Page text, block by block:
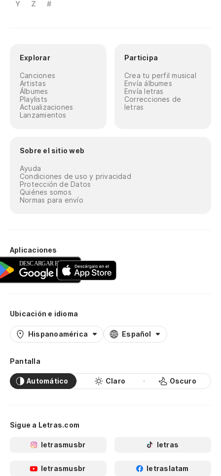
Y
Z #
Explorar
Canciones
Artistas
Álbumes
Playlists
Actualizaciones
Lanzamientos
Participa
Crea tu perfil musical
Envía álbumes
Envía letras
Correcciones de
letras
Sobre el sitio web
Ayuda
Condiciones de uso y privacidad
Protección de Datos
Quiénes somos
Normas para envío
Aplicaciones
Ubicación e idioma
Hispanoamérica Español
Pantalla
Automático Claro Oscuro
Sigue a Letras.com
letrasmusbr letras
letrasmusbr letraslatam